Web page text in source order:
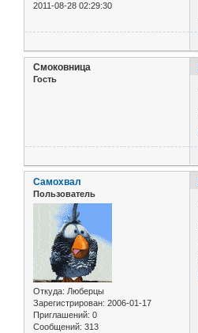
2011-08-28 02:29:30
Смоковница
Гость
Самохвал
Пользователь
Откуда: Люберцы
Зарегистрирован: 2006-01-17
Приглашений: 0
Сообщений: 313